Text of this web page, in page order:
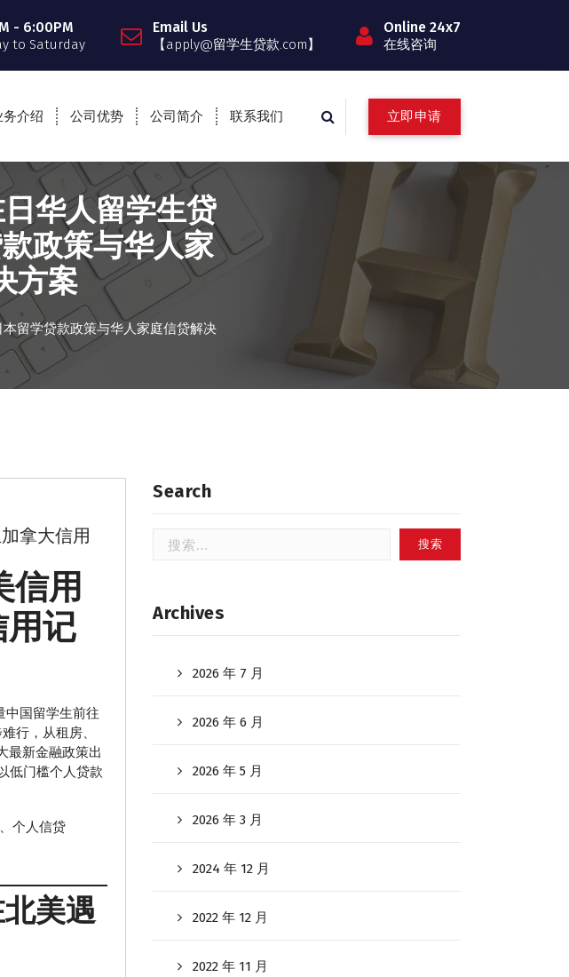
- 6:00PM
to Saturday
Email Us
【apply@留学生贷款.com】
Online 24x7
在线咨询
务介绍 公司优势 公司简介 联系我们 立即申请
华人留学生贷
政策与华人家
方案
留学贷款政策与华人家庭信贷解决
拿大信用
信用
记
中国留学生前往
行，从租房、
最新金融政策出
低门槛个人贷款
个人信贷
美遇
Search
索：
Archives
2026 年 7 月
2026 年 6 月
2026 年 5 月
2026 年 3 月
2024 年 12 月
2022 年 12 月
2022 年 11 月